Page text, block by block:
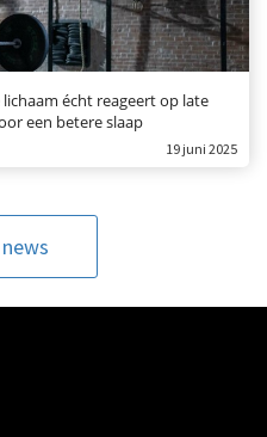
lichaam écht reageert op late
een betere slaap
19 juni 2025